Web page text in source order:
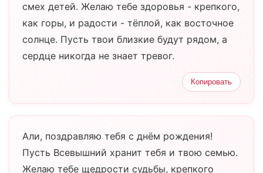
смех детей. Желаю тебе здоровья - крепкого,
как горы, и радости - тёплой, как восточное
солнце. Пусть твои близкие будут рядом, а
сердце никогда не знает тревог.
Копировать
Али, поздравляю тебя с днём рождения!
Пусть Всевышний хранит тебя и твою семью.
Желаю тебе щедрости судьбы, крепкого